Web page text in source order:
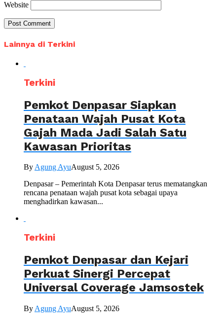
Website
Lainnya di Terkini
Terkini
Pemkot Denpasar Siapkan
Penataan Wajah Pusat Kota
Gajah Mada Jadi Salah Satu
Kawasan Prioritas
ByAgung AyuAugust 5, 2026
Denpasar – Pemerintah Kota Denpasar terus mematangkan
rencana penataan wajah pusat kota sebagai upaya
menghadirkan kawasan...
Terkini
Pemkot Denpasar dan Kejari
Perkuat Sinergi Percepat
Universal Coverage Jamsostek
By Agung AyuAugust 5, 2026